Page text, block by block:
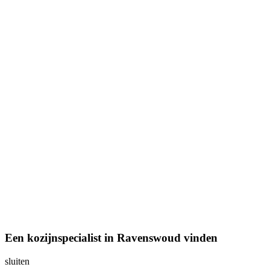
Een kozijnspecialist in Ravenswoud vinden
sluiten